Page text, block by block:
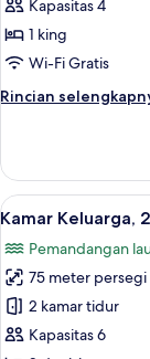
1
Tempat
Tidur
pemandangan
Access)
Kapasitas 4
1 king
Wi-Fi Gratis
Rincian
Rincian
Suite
Eksekutif,
1
Tidur
King,
pemandangan
laut
(Waterpark
Access)
Lihat
semua
foto
untuk
Kamar
Keluarga,
6
Kamar Keluarga,
Pemandangan
75 meter persegi
2 kamar tidur
Kapasitas 6